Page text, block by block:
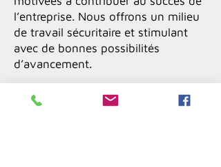
l’entreprise. Nous offrons un milieu
de travail sécuritaire et stimulant
avec de bonnes possibilités
d’avancement.
Si ce défi vous intéresse et